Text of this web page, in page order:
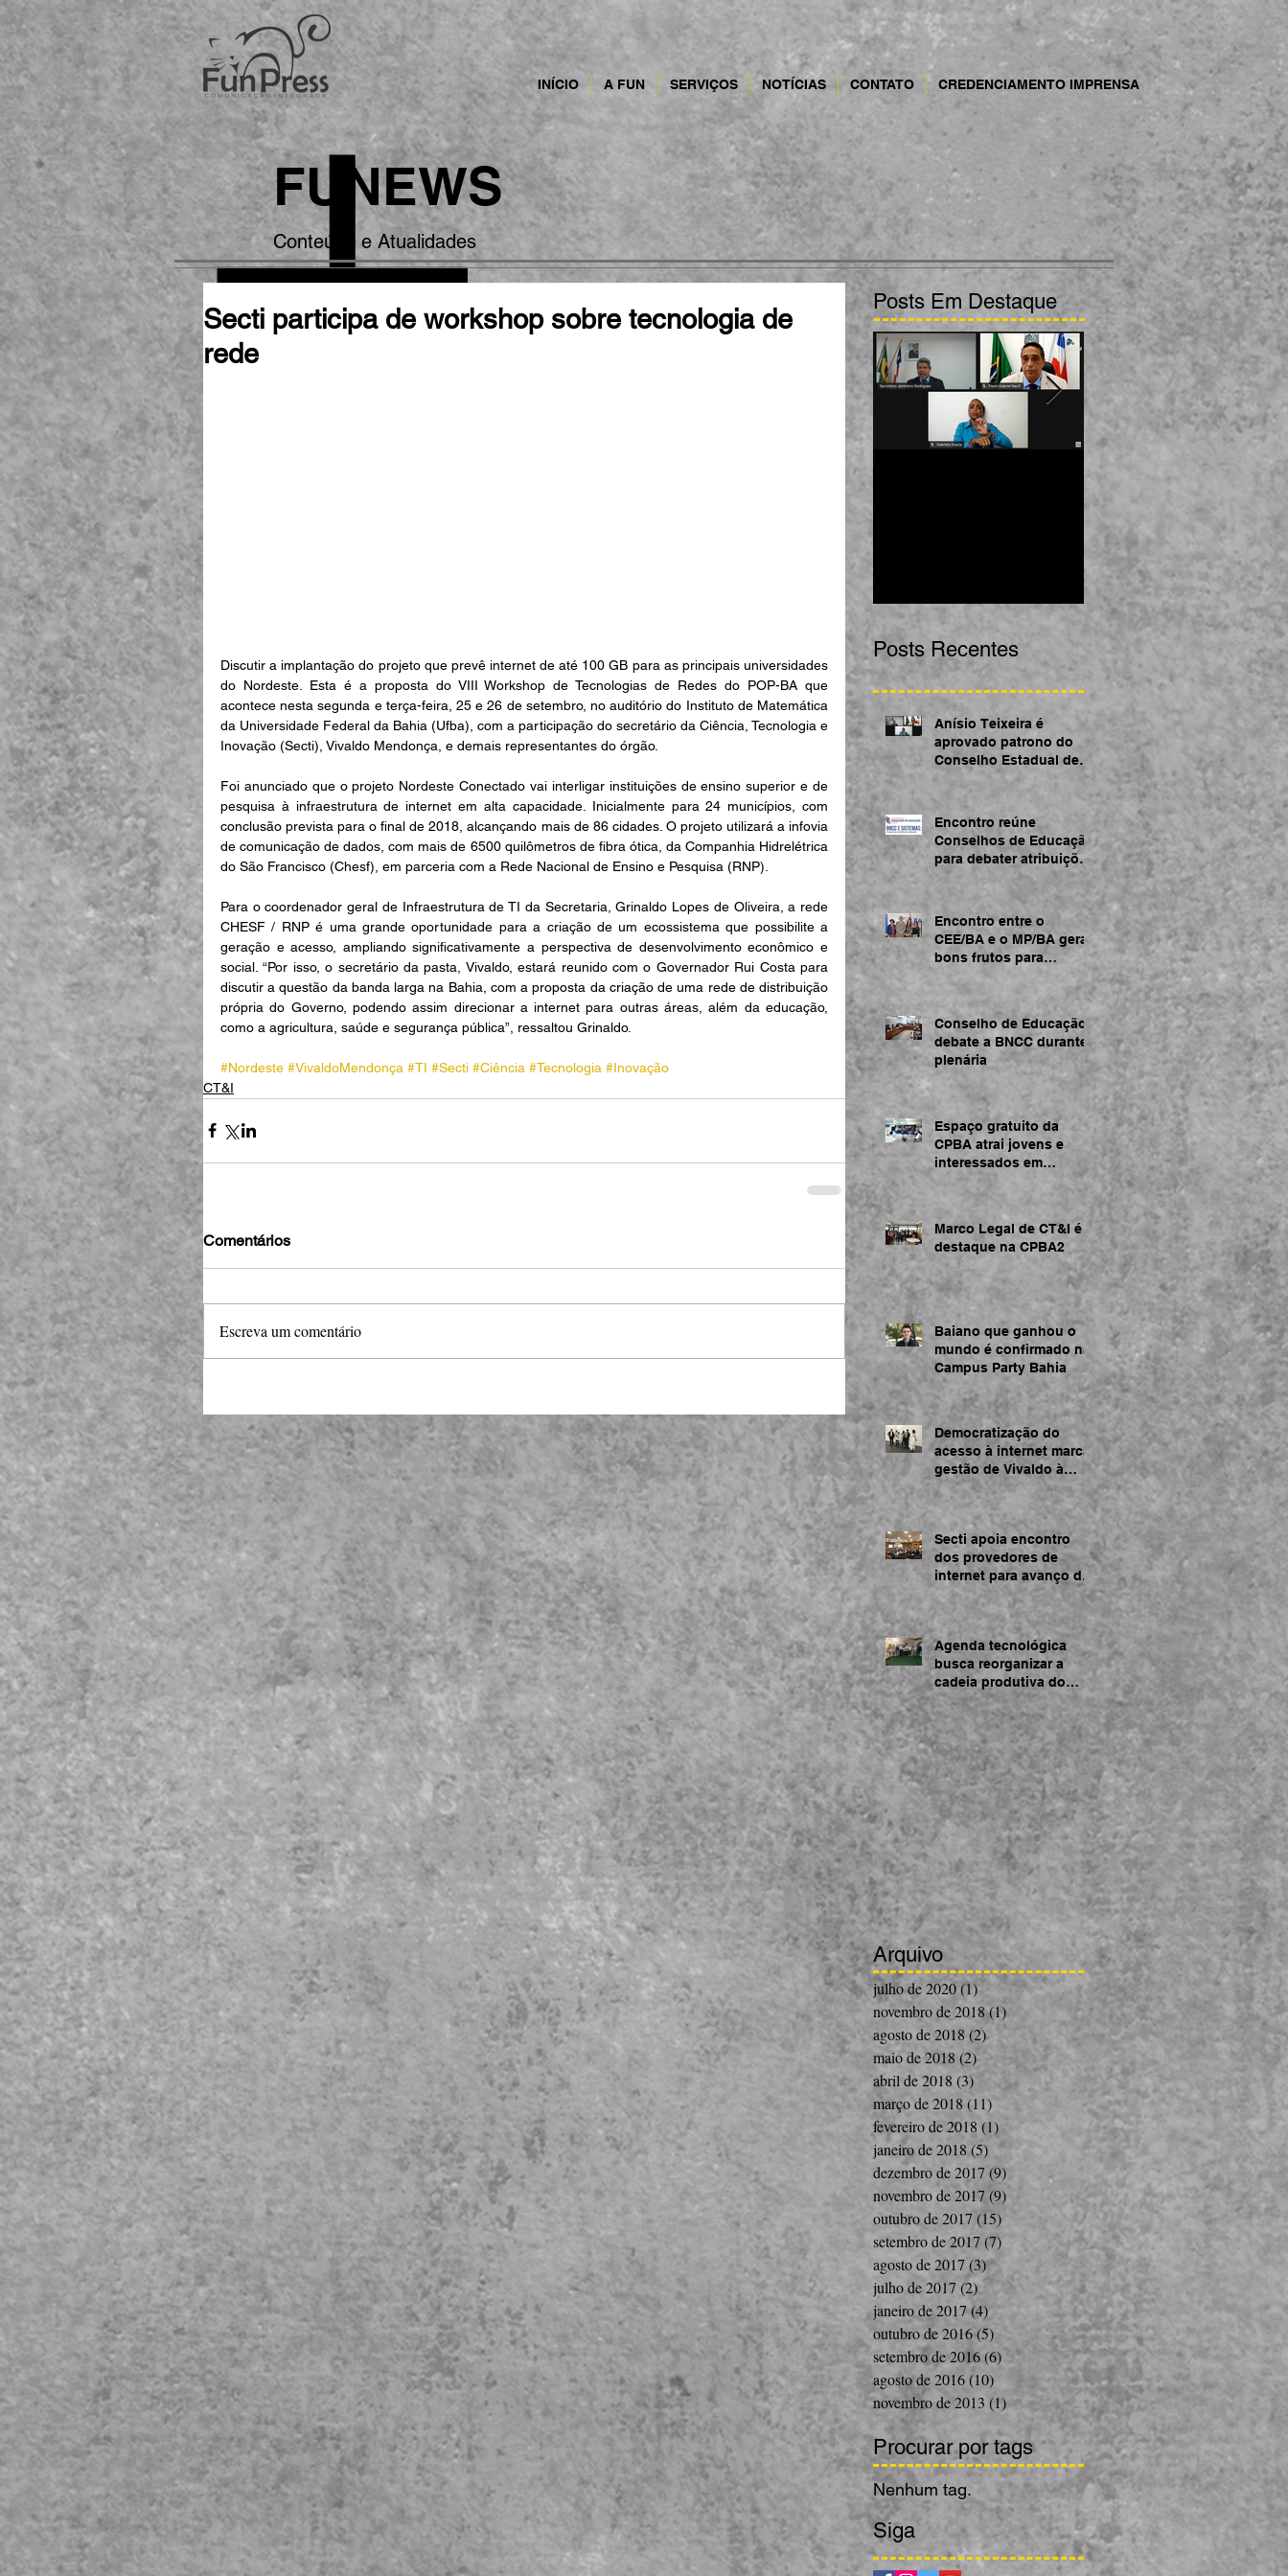
INÍCIO A FUN SERVIÇOS NOTÍCIAS CONTATO CREDENCIAMENTO IMPRENSA
FUNEWS
Conteúdo e Atualidades
Secti participa de workshop sobre tecnologia de
rede
Discutir a implantação do projeto que prevê internet de até 100 GB para as principais universidades
do Nordeste. Esta é a proposta do VIII Workshop de Tecnologias de Redes do POP-BA que
acontece nesta segunda e terça-feira, 25 e 26 de setembro, no auditório do Instituto de Matemática
da Universidade Federal da Bahia (Ufba), com a participação do secretário da Ciência, Tecnologia e
Inovação (Secti), Vivaldo Mendonça, e demais representantes do órgão.
Foi anunciado que o projeto Nordeste Conectado vai interligar instituições de ensino superior e de
pesquisa à infraestrutura de internet em alta capacidade. Inicialmente para 24 municípios, com
conclusão prevista para o final de 2018, alcançando mais de 86 cidades. O projeto utilizará a infovia
de comunicação de dados, com mais de 6500 quilômetros de fibra ótica, da Companhia Hidrelétrica
do São Francisco (Chesf), em parceria com a Rede Nacional de Ensino e Pesquisa (RNP).
Para o coordenador geral de Infraestrutura de TI da Secretaria, Grinaldo Lopes de Oliveira, a rede
CHESF / RNP é uma grande oportunidade para a criação de um ecossistema que possibilite a
geração e acesso, ampliando significativamente a perspectiva de desenvolvimento econômico e
social. “Por isso, o secretário da pasta, Vivaldo, estará reunido com o Governador Rui Costa para
discutir a questão da banda larga na Bahia, com a proposta da criação de uma rede de distribuição
própria do Governo, podendo assim direcionar a internet para outras áreas, além da educação,
como a agricultura, saúde e segurança pública”, ressaltou Grinaldo.
#Nordeste #VivaldoMendonça #TI #Secti #Ciência #Tecnologia #Inovação
CT&I
Comentários
Escreva um comentário
Posts Em Destaque
Encontro reúne
Conselhos de Educação
para debater atribuições
acerca da BNCC
Posts Recentes
Anísio Teixeira é
aprovado patrono do
Conselho Estadual de
Educação da Bahia
Encontro reúne
Conselhos de Educação
para debater atribuições
acerca da BNCC
Encontro entre o
CEE/BA e o MP/BA gera
bons frutos para
regularização de
instituições de ensino
Conselho de Educação
debate a BNCC durante
plenária
Espaço gratuito da
CPBA atrai jovens e
interessados em
tecnologia
Marco Legal de CT&I é
destaque na CPBA2
Baiano que ganhou o
mundo é confirmado na
Campus Party Bahia
Democratização do
acesso à internet marca
gestão de Vivaldo à
frente da SECTI
Secti apoia encontro
dos provedores de
internet para avanço da
rede na Bahia
Agenda tecnológica
busca reorganizar a
cadeia produtiva do
cacau na Bahia
Arquivo
julho de 2020 (1)1 post
novembro de 2018(1) 1 post
agosto de 2018 (2)2 posts
maio de 2018 (2)2 posts
abril de 2018 (3) 3 posts
março de 2018 (11) 11 posts
fevereiro de 2018 (1)1 post
janeiro de 2018 (5) 5 posts
dezembro de 2017(9)9 posts
novembro de 2017 (9)9 posts
outubro de 2017(15)
setembro de 2017 (7)
agosto de 2017(3)3 posts
julho de 2017 (2)2 posts
janeiro de 2017(4)4 posts
outubro de 2016(5) 5 posts
setembro de 2016(6)6 posts
agosto de 2016(10)
novembro de 2013 (1)1 post
Procurar por tags
Nenhum tag.
Siga